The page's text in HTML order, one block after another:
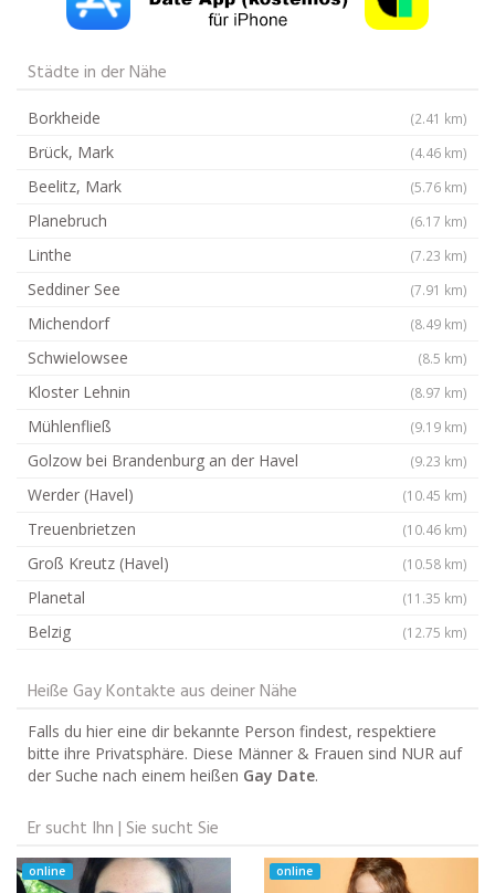
Städte in der Nähe
Borkheide (2.41 km)
Brück, Mark (4.46 km)
Beelitz, Mark (5.76 km)
Planebruch (6.17 km)
Linthe (7.23 km)
Seddiner See (7.91 km)
Michendorf (8.49 km)
Schwielowsee (8.5 km)
Kloster Lehnin (8.97 km)
Mühlenfließ (9.19 km)
Golzow bei Brandenburg an der Havel (9.23 km)
Werder (Havel) (10.45 km)
Treuenbrietzen (10.46 km)
Groß Kreutz (Havel) (10.58 km)
Planetal (11.35 km)
Belzig (12.75 km)
Heiße Gay Kontakte aus deiner Nähe
Falls du hier eine dir bekannte Person findest, respektiere
bitte ihre Privatsphäre. Diese Männer & Frauen sind NUR auf
der Suche nach einem heißen Gay Date.
Er sucht Ihn | Sie sucht Sie
online online